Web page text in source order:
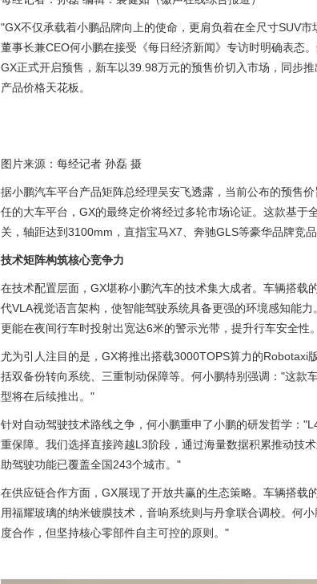
"GX不仅承载着小鹏品牌向上的使命，更肩负着在全尺寸SUV
董事长兼CEO何小鹏在接受《每日经济新闻》专访时明确表
GX正式开启预售，新车以39.98万元的预售价切入市场，同步
产品价格天花板。
图片来源：每经记者 孙磊 摄
据小鹏汽车平台产品矩阵总经理吴安飞透露，当前公布的预售
任的大车平台，GX的最终定价将经过多轮市场论证。这款基于
关，轴距达到3100mm，直指宝马X7、奔驰GLS等豪华品牌竞品
技术矩阵构筑核心竞争力
在技术配置层面，GX堪称小鹏汽车的技术集大成者。车辆搭载
代VLA视觉语言架构，使智能驾驶系统具备更强的环境感知能
更能在夜间行车时投射出宽达6米的警示光带，提升行车安全性。
尤为引人注目的是，GX将推出搭载3000TOPS算力的Robotaxi
括双备份转向系统、三重制动保障等。何小鹏特别强调："这款
型将在后续推出。"
针对自动驾驶技术路线之争，何小鹏重申了小鹏的研发哲学：
重保障。我们选择直接跨越L3阶段，通过海量数据积累推动技
助驾驶功能已覆盖全国243个城市。"
在供应链合作方面，GX展现了开放共赢的生态策略。车辆搭
用福耀玻璃的纳米镀膜技术，音响系统则与丹拿联合调校。何
度合作，但坚持核心零部件自主可控的原则。"